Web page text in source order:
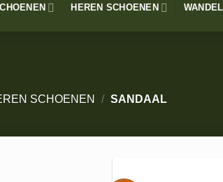
HEREN SCHOENEN
SCHOENEN / SANDAAL